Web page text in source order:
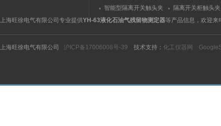
（指）夹紧力测量仪
触头（夹紧力）
智能型隔离开关触头夹
紧力测试仪
隔离开关柜触头
测试仪/精度传感
上海旺徐电气有限公司专业提供YH-63液化石油气残留物测定器等产品信息，欢迎来
上海旺徐电气有限公司 沪ICP备17006008号-39 技术支持： 化工仪器网